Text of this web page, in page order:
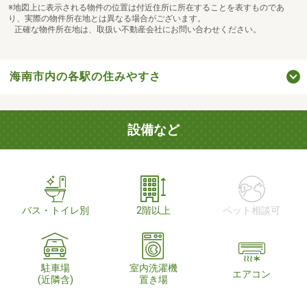
※地図上に表示される物件の位置は付近住所に所在することを表すものであ
り、実際の物件所在地とは異なる場合がございます。
正確な物件所在地は、取扱い不動産会社にお問い合わせください。
海南市内の各駅の住みやすさ
設備など
バス・トイレ別 2階以上 ペット相談可
駐車場
(近隣含)
室内洗濯機
置き場
エアコン